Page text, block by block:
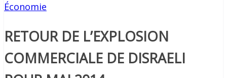
Économie
RETOUR DE L’EXPLOSION
COMMERCIALE DE DISRAELI